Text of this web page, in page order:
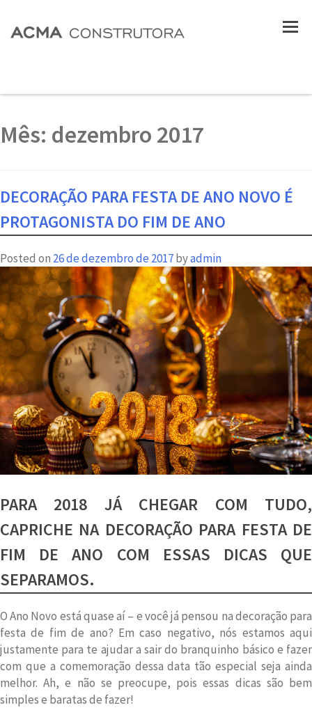
Mês: dezembro 2017
DECORAÇÃO PARA FESTA DE ANO NOVO É
PROTAGONISTA DO FIM DE ANO
Posted on 26 de dezembro de 2017byadmin
PARA 2018 JÁ CHEGAR COM TUDO,
CAPRICHE NA DECORAÇÃO PARA FESTA DE
FIM DE ANO COM ESSAS DICAS QUE
SEPARAMOS.
O Ano Novo está quase aí – e você já pensou na decoração para
festa de fim de ano? Em caso negativo, nós estamos aqui
justamente para te ajudar a sair do branquinho básico e fazer
com que a comemoração dessa data tão especial seja ainda
melhor. Ah, e não se preocupe, pois essas dicas são bem
simples e baratas de fazer!